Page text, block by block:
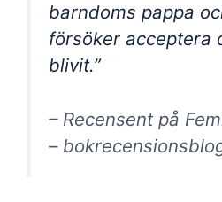
barndoms pappa
försöker acceptera
blivit.”
– Recensent på
–